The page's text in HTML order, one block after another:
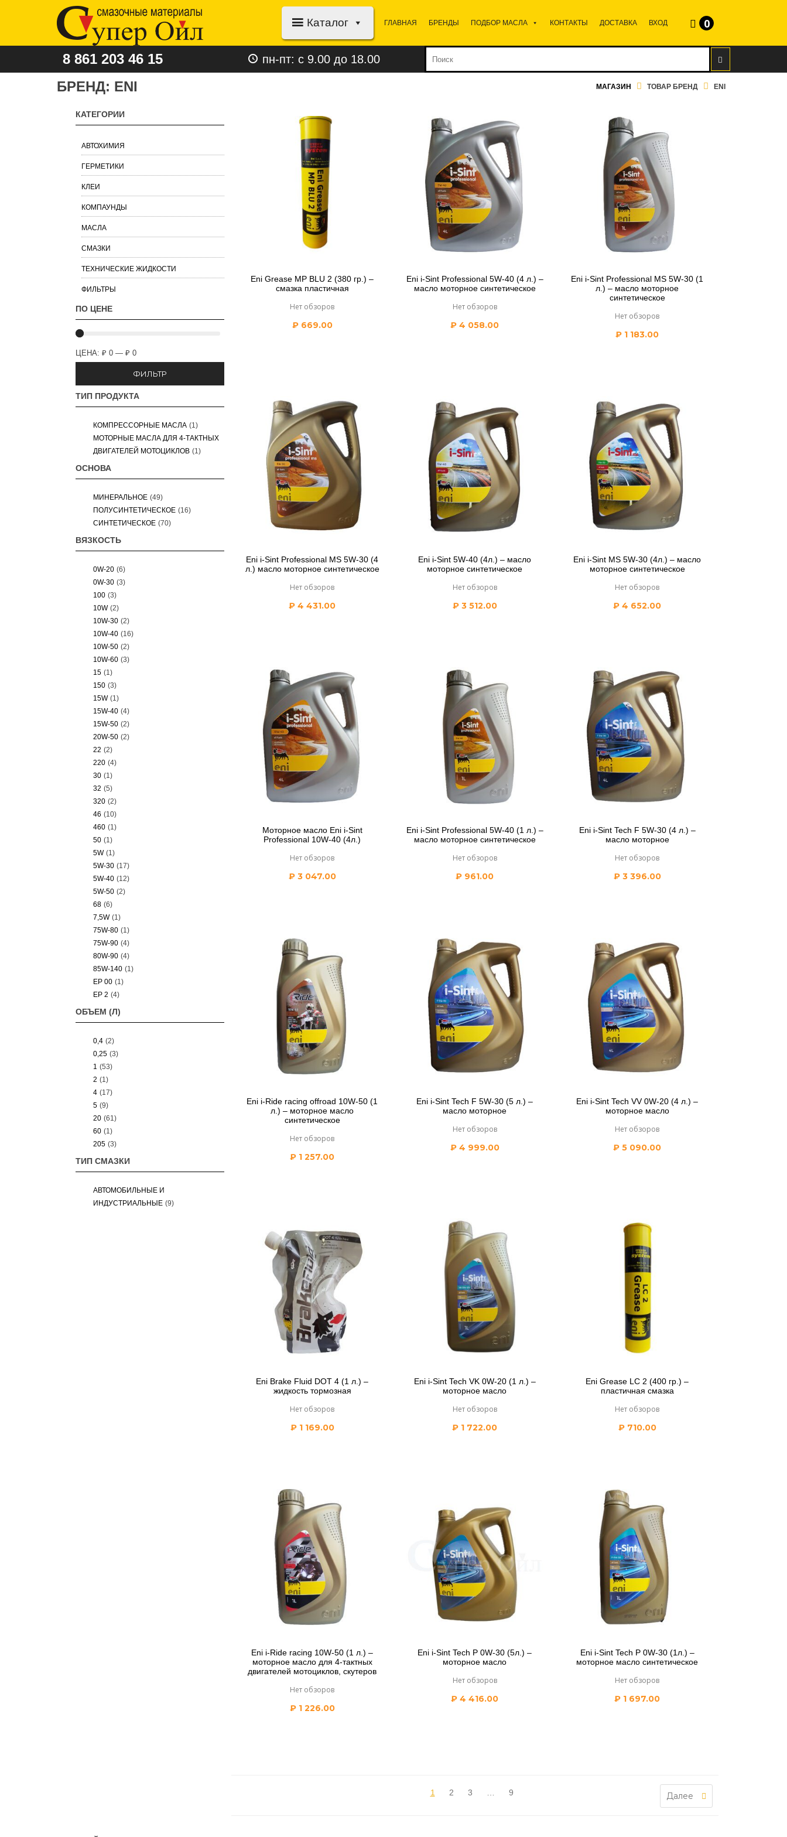
Каталог ГЛАВНАЯ БРЕНДЫ ПОДБОР МАСЛА КОНТАКТЫ ДОСТАВКА ВХОД 0
8 861 203 46 15 пн-пт: с 9.00 до 18.00
БРЕНД: ENI МАГАЗИН ТОВАР БРЕНД ENI
КАТЕГОРИИ
АВТОХИМИЯ
ГЕРМЕТИКИ
КЛЕИ
КОМПАУНДЫ
МАСЛА
СМАЗКИ
ТЕХНИЧЕСКИЕ ЖИДКОСТИ
ФИЛЬТРЫ
ПО ЦЕНЕ
ЦЕНА: ₽ 0 — ₽ 0
ФИЛЬТР
ТИП ПРОДУКТА
КОМПРЕССОРНЫЕ МАСЛА (1)
МОТОРНЫЕ МАСЛА ДЛЯ 4-ТАКТНЫХ
ДВИГАТЕЛЕЙ МОТОЦИКЛОВ (1)
ОСНОВА
МИНЕРАЛЬНОЕ (49)
ПОЛУСИНТЕТИЧЕСКОЕ (16)
СИНТЕТИЧЕСКОЕ (70)
ВЯЗКОСТЬ
0W-20 (6)
0W-30 (3)
100 (3)
10W (2)
10W-30 (2)
10W-40 (16)
10W-50 (2)
10W-60 (3)
15 (1)
150 (3)
15W (1)
15W-40 (4)
15W-50 (2)
20W-50 (2)
22 (2)
220 (4)
30 (1)
32 (5)
320 (2)
46 (10)
460 (1)
50 (1)
5W (1)
5W-30 (17)
5W-40 (12)
5W-50 (2)
68 (6)
7,5W (1)
75W-80 (1)
75W-90 (4)
80W-90 (4)
85W-140 (1)
EP 00 (1)
EP 2 (4)
ОБЪЕМ (Л)
0,4 (2)
0,25 (3)
1 (53)
2 (1)
4 (17)
5 (9)
20 (61)
60 (1)
205 (3)
ТИП СМАЗКИ
АВТОМОБИЛЬНЫЕ И
ИНДУСТРИАЛЬНЫЕ (9)
Eni Grease MP BLU 2 (380 гр.) –
смазка пластичная
Нет обзоров
₽669.00
Eni i-Sint Professional 5W-40 (4 л.) –
масло моторное синтетическое
Нет обзоров
₽ 4 058.00
Eni i-Sint Professional MS 5W-30 (1
л.) – масло моторное
синтетическое
Нет обзоров
₽ 1 183.00
Eni i-Sint Professional MS 5W-30 (4
л.) масло моторное синтетическое
Нет обзоров
₽ 4 431.00
Eni i-Sint 5W-40 (4л.) – масло
моторное синтетическое
Нет обзоров
₽3 512.00
Eni i-Sint MS 5W-30 (4л.) – масло
моторное синтетическое
Нет обзоров
₽ 4 652.00
Моторное масло Eni i-Sint
Professional 10W-40 (4л.)
Нет обзоров
₽3 047.00
Eni i-Sint Professional 5W-40 (1 л.) –
масло моторное синтетическое
Нет обзоров
₽ 961.00
Eni i-Sint Tech F 5W-30 (4 л.) –
масло моторное
Нет обзоров
₽3 396.00
Eni i-Ride racing offroad 10W-50 (1
л.) – моторное масло
синтетическое
Нет обзоров
₽ 1 257.00
Eni i-Sint Tech F 5W-30 (5 л.) –
масло моторное
Нет обзоров
₽4 999.00
Eni i-Sint Tech VV 0W-20 (4 л.) –
моторное масло
Нет обзоров
₽ 5 090.00
Eni Brake Fluid DOT 4 (1 л.) –
жидкость тормозная
Нет обзоров
₽1 169.00
Eni i-Sint Tech VK 0W-20 (1 л.) –
моторное масло
Нет обзоров
₽ 1 722.00
Eni Grease LC 2 (400 гр.) –
пластичная смазка
Нет обзоров
₽710.00
Eni i-Ride racing 10W-50 (1 л.) –
моторное масло для 4-тактных
двигателей мотоциклов, скутеров
Нет обзоров
₽1 226.00
Eni i-Sint Tech P 0W-30 (5л.) –
моторное масло
Нет обзоров
₽ 4 416.00
Eni i-Sint Tech P 0W-30 (1л.) –
моторное масло синтетическое
Нет обзоров
₽ 1 697.00
1 2 3 9 Далее